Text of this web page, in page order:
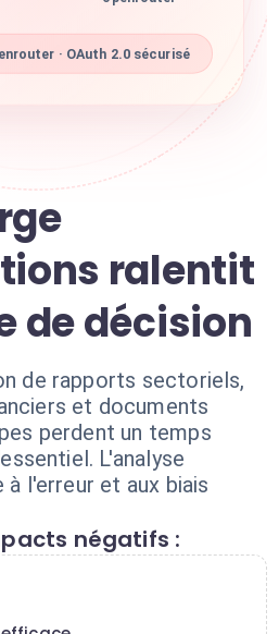
· OAuth 2.0 sécurisé
ralentit
de décision
de rapports sectoriels,
et documents
perdent un temps
L'analyse
l'erreur et aux biais
négatifs :